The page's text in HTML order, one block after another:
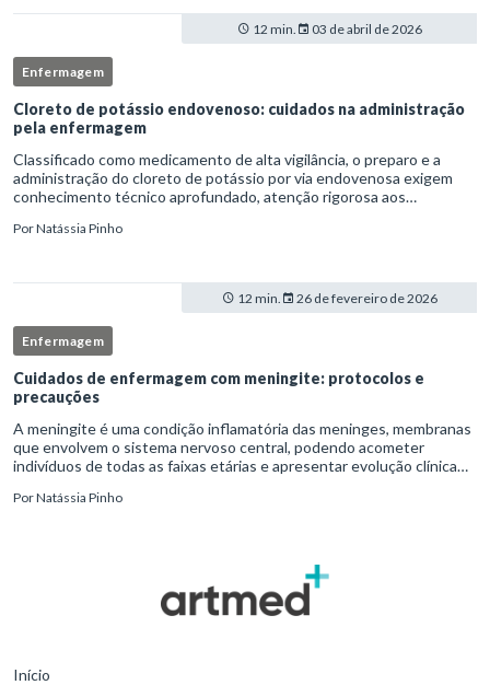
12 min. 03 de abril de 2026
Enfermagem
Cloreto de potássio endovenoso: cuidados na administração
pela enfermagem
Classificado como medicamento de alta vigilância, o preparo e a
administração do cloreto de potássio por via endovenosa exigem
conhecimento técnico aprofundado, atenção rigorosa aos
enfermag
PorNatássia Pinho
12 min. 26 de fevereiro de 2026
Enfermagem
Cuidados de enfermagem com meningite: protocolos e
precauções
A meningite é uma condição inflamatória das meninges, membranas
que envolvem o sistema nervoso central, podendo acometer
indivíduos de todas as faixas etárias e apresentar evolução clínica
PorNatássia Pinho
Início